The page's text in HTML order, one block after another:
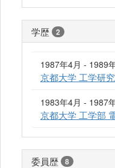
学歴 2
1987年4月 - 1989
京都大学 工学研
1983年4月 - 1987
京都大学 工学部
委員歴 8